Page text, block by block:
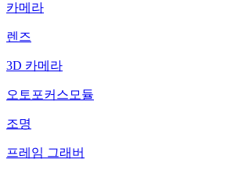
카메라
렌즈
3D 카메라
오토포커스모듈
조명
프레임 그래버